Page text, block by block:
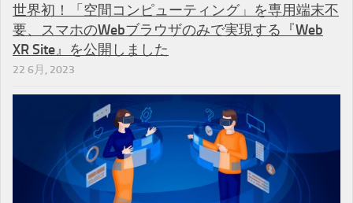
世界初！「空間コンピューティング」を専用端末不
要、スマホのWebブラウザのみで実現する『Web
XR Site』を公開しました
22 6月, 2023